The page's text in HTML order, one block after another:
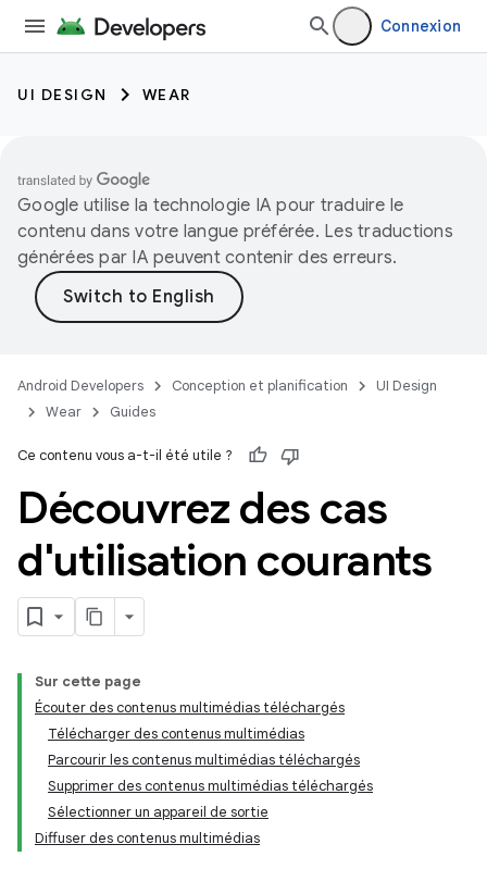
Connexion
UI DESIGN WEAR
Google utilise la technologie IA pour traduire le
contenu dans votre langue préférée. Les traductions
générées par IA peuvent contenir des erreurs.
Android Developers Conception et planification
UI Design
Wear
Guides
Ce contenu vous a-t-il été utile ?
Découvrez des cas
d'utilisation courants
Sur cette page
Écouter des contenus multimédias téléchargés
Télécharger des contenus multimédias
Parcourir les contenus multimédias téléchargés
Supprimer des contenus multimédias téléchargés
Sélectionner un appareil de sortie
Diffuser des contenus multimédias